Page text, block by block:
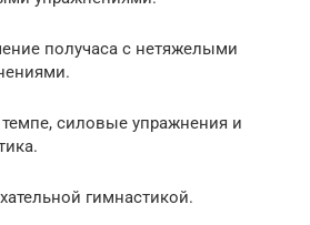
получаса с нетяжелыми
силовые упражнения и
гимнастикой.